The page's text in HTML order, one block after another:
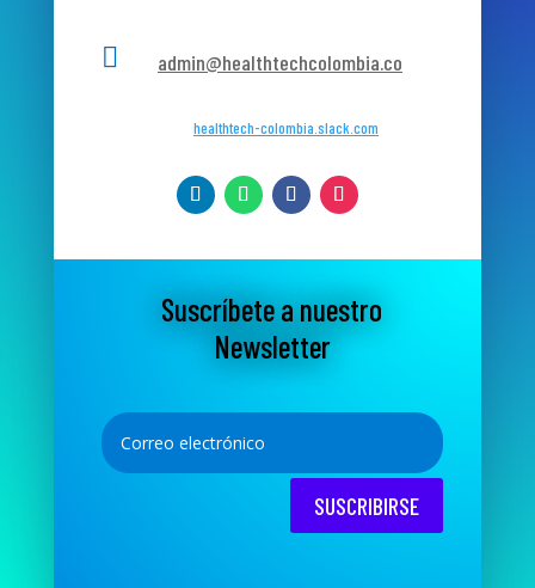
 admin@healthtechcolombia.co
healthtech-colombia.slack.com
Suscríbete a nuestro
Newsletter
SUSCRIBIRSE